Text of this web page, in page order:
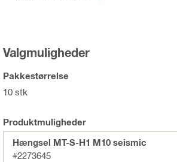
Valgmuligheder
Pakkestørrelse
10 stk
Produktmuligheder
Hængsel MT-S-H1 M10 seismic
#2273645